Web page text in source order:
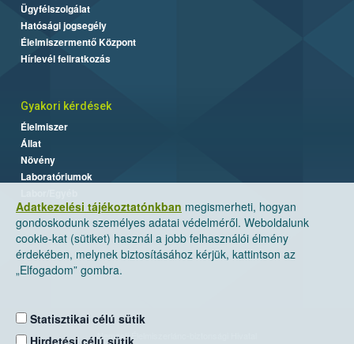
Adatkezelési tájékoztatónkban megismerheti, hogyan
gondoskodunk személyes adatai védelméről. Weboldalunk
cookie-kat (sütiket) használ a jobb felhasználói élmény
érdekében, melynek biztosításához kérjük, kattintson az
„Elfogadom” gombra.
Statisztikai célú sütik
Hirdetési célú sütik
Ügyfélszolgálat
Hatósági jogsegély
Élelmiszermentő Központ
Hírlevél feliratkozás
Gyakori kérdések
Élelmiszer
Állat
Növény
Laboratóriumok
Nemzeti Élelmiszerlánc-biztonsági Hivatal